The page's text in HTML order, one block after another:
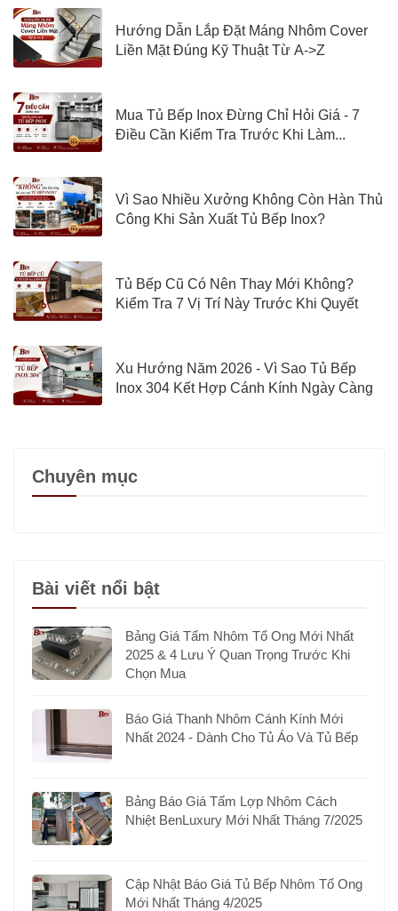
Hướng Dẫn Lắp Đặt Máng Nhôm Cover
Liền Mặt Đúng Kỹ Thuật Từ A->Z
Mua Tủ Bếp Inox Đừng Chỉ Hỏi Giá - 7
Điều Cần Kiểm Tra Trước Khi Làm...
Vì Sao Nhiều Xưởng Không Còn Hàn Thủ
Công Khi Sản Xuất Tủ Bếp Inox?
Tủ Bếp Cũ Có Nên Thay Mới Không?
Kiểm Tra 7 Vị Trí Này Trước Khi Quyết
Xu Hướng Năm 2026 - Vì Sao Tủ Bếp
Inox 304 Kết Hợp Cánh Kính Ngày Càng
Chuyên mục
Bài viết nổi bật
Bảng Giá Tấm Nhôm Tổ Ong Mới Nhất
2025 & 4 Lưu Ý Quan Trọng Trước Khi
Chọn Mua
Báo Giá Thanh Nhôm Cánh Kính Mới
Nhất 2024 - Dành Cho Tủ Áo Và Tủ Bếp
Bảng Báo Giá Tấm Lợp Nhôm Cách
Nhiệt BenLuxury Mới Nhất Tháng 7/2025
Cập Nhật Báo Giá Tủ Bếp Nhôm Tổ Ong
Mới Nhất Tháng 4/2025